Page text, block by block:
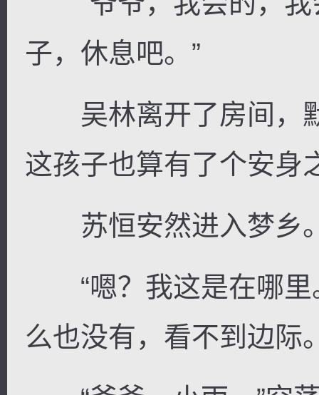
子，休息吧。”
吴林离开了房间，默
这孩子也算有了个安身
苏恒安然进入梦乡
“嗯？我这是在哪里
么也没有，看不到边际